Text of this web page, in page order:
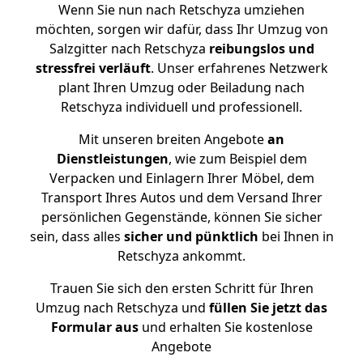
Wenn Sie nun nach Retschyza umziehen
möchten, sorgen wir dafür, dass Ihr Umzug von
Salzgitter nach Retschyza reibungslos und
stressfrei verläuft. Unser erfahrenes Netzwerk
plant Ihren Umzug oder Beiladung nach
Retschyza individuell und professionell.
Mit unseren breiten Angebotean
Dienstleistungen, wie zum Beispiel dem
Verpacken und Einlagern Ihrer Möbel, dem
Transport Ihres Autos und dem Versand Ihrer
persönlichen Gegenstände, können Sie sicher
sein, dass alles sicher und pünktlich bei Ihnen in
Retschyza ankommt.
Trauen Sie sich den ersten Schritt für Ihren
Umzug nach Retschyza und füllen Sie jetzt das
Formular ausund erhalten Sie kostenlose
Angebote